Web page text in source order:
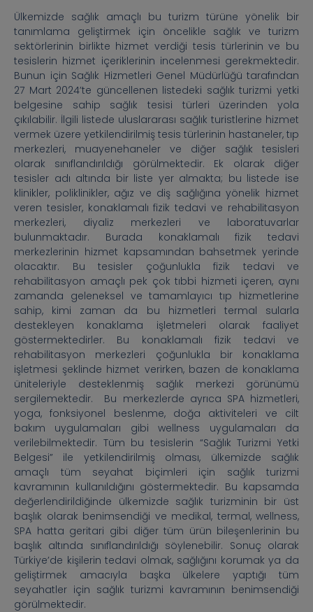
Ülkemizde sağlık amaçlı bu turizm türüne yönelik bir
tanımlama geliştirmek için öncelikle sağlık ve turizm
sektörlerinin birlikte hizmet verdiği tesis türlerinin ve bu
tesislerin hizmet içeriklerinin incelenmesi gerekmektedir.
Bunun için Sağlık Hizmetleri Genel Müdürlüğü tarafından
27 Mart 2024’te güncellenen listedeki sağlık turizmi yetki
belgesine sahip sağlık tesisi türleri üzerinden yola
çıkılabilir. İlgili listede uluslararası sağlık turistlerine hizmet
vermek üzere yetkilendirilmiş tesis türlerinin hastaneler, tıp
merkezleri, muayenehaneler ve diğer sağlık tesisleri
olarak sınıflandırıldığı görülmektedir. Ek olarak diğer
tesisler adı altında bir liste yer almakta; bu listede ise
klinikler, poliklinikler, ağız ve diş sağlığına yönelik hizmet
veren tesisler, konaklamalı fizik tedavi ve rehabilitasyon
merkezleri, diyaliz merkezleri ve laboratuvarlar
bulunmaktadır. Burada konaklamalı fizik tedavi
merkezlerinin hizmet kapsamından bahsetmek yerinde
olacaktır. Bu tesisler çoğunlukla fizik tedavi ve
rehabilitasyon amaçlı pek çok tıbbi hizmeti içeren, aynı
zamanda geleneksel ve tamamlayıcı tıp hizmetlerine
sahip, kimi zaman da bu hizmetleri termal sularla
destekleyen konaklama işletmeleri olarak faaliyet
göstermektedirler. Bu konaklamalı fizik tedavi ve
rehabilitasyon merkezleri çoğunlukla bir konaklama
işletmesi şeklinde hizmet verirken, bazen de konaklama
üniteleriyle desteklenmiş sağlık merkezi görünümü
sergilemektedir. Bu merkezlerde ayrıca SPA hizmetleri,
yoga, fonksiyonel beslenme, doğa aktiviteleri ve cilt
bakım uygulamaları gibi wellness uygulamaları da
verilebilmektedir. Tüm bu tesislerin “Sağlık Turizmi Yetki
Belgesi” ile yetkilendirilmiş olması, ülkemizde sağlık
amaçlı tüm seyahat biçimleri için sağlık turizmi
kavramının kullanıldığını göstermektedir. Bu kapsamda
değerlendirildiğinde ülkemizde sağlık turizminin bir üst
başlık olarak benimsendiği ve medikal, termal, wellness,
SPA hatta geritari gibi diğer tüm ürün bileşenlerinin bu
başlık altında sınıflandırıldığı söylenebilir. Sonuç olarak
Türkiye’de kişilerin tedavi olmak, sağlığını korumak ya da
geliştirmek amacıyla başka ülkelere yaptığı tüm
seyahatler için sağlık turizmi kavramının benimsendiği
görülmektedir.